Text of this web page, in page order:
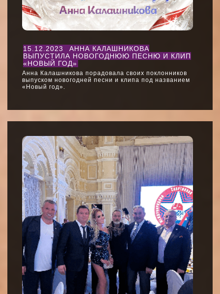
15.12.2023
АННА КАЛАШНИКОВА
ВЫПУСТИЛА НОВОГОДНЮЮ ПЕСНЮ И КЛИП
«НОВЫЙ ГОД»
Анна Калашникова порадовала своих поклонников
выпуском новогодней песни и клипа под названием
«Новый год».